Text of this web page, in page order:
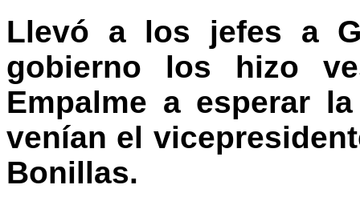
Llevó a los jefes a
gobierno los hizo
Empalme a esperar
venían el
Bonillas.